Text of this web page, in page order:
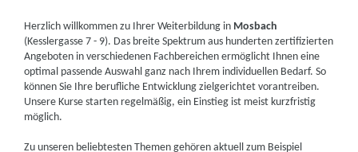
Herzlich willkommen zu Ihrer Weiterbildung in Mosbach
(Kesslergasse 7 - 9). Das breite Spektrum aus hunderten zertifizierten
Angeboten in verschiedenen Fachbereichen ermöglicht Ihnen eine
optimal passende Auswahl ganz nach Ihrem individuellen Bedarf. So
können Sie Ihre berufliche Entwicklung zielgerichtet vorantreiben.
Unsere Kurse starten regelmäßig, ein Einstieg ist meist kurzfristig
möglich.
Zu unseren beliebtesten Themen gehören aktuell zum Beispiel